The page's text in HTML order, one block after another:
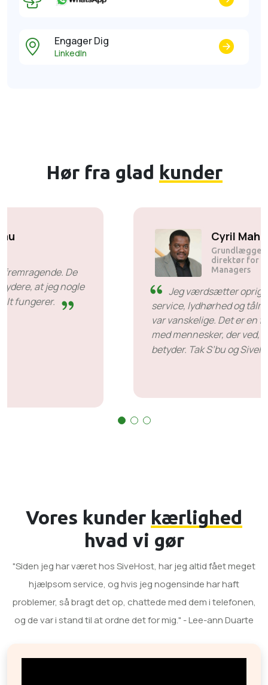
Engager Dig
LinkedIn
Hør fra glad kunder
Solly Motsoane
Grundlægger og administrerende
direktør i Mogen Pty Ltd
SiveHost før tid - SiveHost
er normalt et skridt foran og er
for det meste opmærksomme på problemer
før tid. Der er nogle tilfælde, hvor jeg var nødt
til at vente på svar, men det er ikke noget, der
er imod dem. De er gode til det, de laver.
Vores kunder kærlighed
hvad vi gør
"Siden jeg har været hos SiveHost, har jeg altid fået meget
hjælpsom service, og hvis jeg nogensinde har haft
problemer, så bragt det op, chattede med dem i telefonen,
og de var i stand til at ordne det for mig." - Lee-ann Duarte